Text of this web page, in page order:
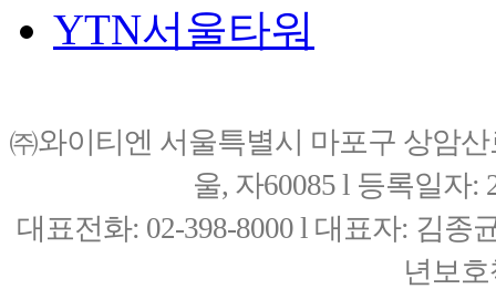
YTN서울타워
㈜와이티엔 서울특별시 마포구 상암
울, 자60085 l 등록일자:
대표전화: 02-398-8000 l 대표자: 김종
년보